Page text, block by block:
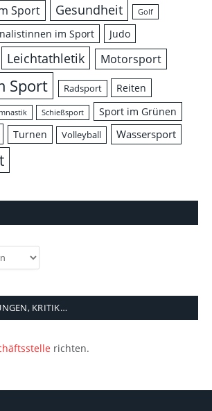
Sport Gesundheit Golf
im Sport Judo
Leichtathletik Motorsport
Sport Radsport Reiten
Schießsport Sport im Grünen
Turnen Volleyball Wassersport
KRITIK…
richten.